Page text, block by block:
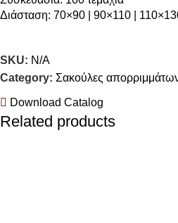
Διάσταση: 70×90 | 90×110 |
SKU: N/A
Category: Σακούλες
Download Catalog
Related products